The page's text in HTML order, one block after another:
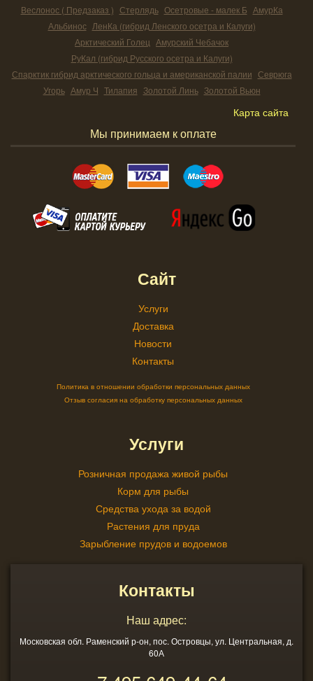
Веслонос ( Предзаказ ) Стерлядь Осетровые - малек Б АмурКа
Альбинос ЛенКа (гибрид Ленского осетра и Калуги)
Арктический Голец Амурский Чебачок
РуКал (гибрид Русского осетра и Калуги)
Спарктик гибрид арктического гольца и американской палии Севрюга
Угорь Амур Ч Тилапия Золотой Линь Золотой Вьюн
Карта сайта
Мы принимаем к оплате
Сайт
Услуги
Доставка
Новости
Контакты
Политика в отношении обработки персональных данных
Отзыв согласия на обработку персональных данных
Услуги
Розничная продажа живой рыбы
Корм для рыбы
Средства ухода за водой
Растения для пруда
Зарыбление прудов и водоемов
Контакты
Наш адрес:
Московская обл. Раменский р-он, пос. Островцы, ул. Центральная, д.
60А